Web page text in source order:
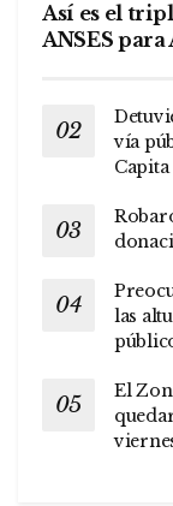
Así es el
ANSES para
vía
Capita
las
El